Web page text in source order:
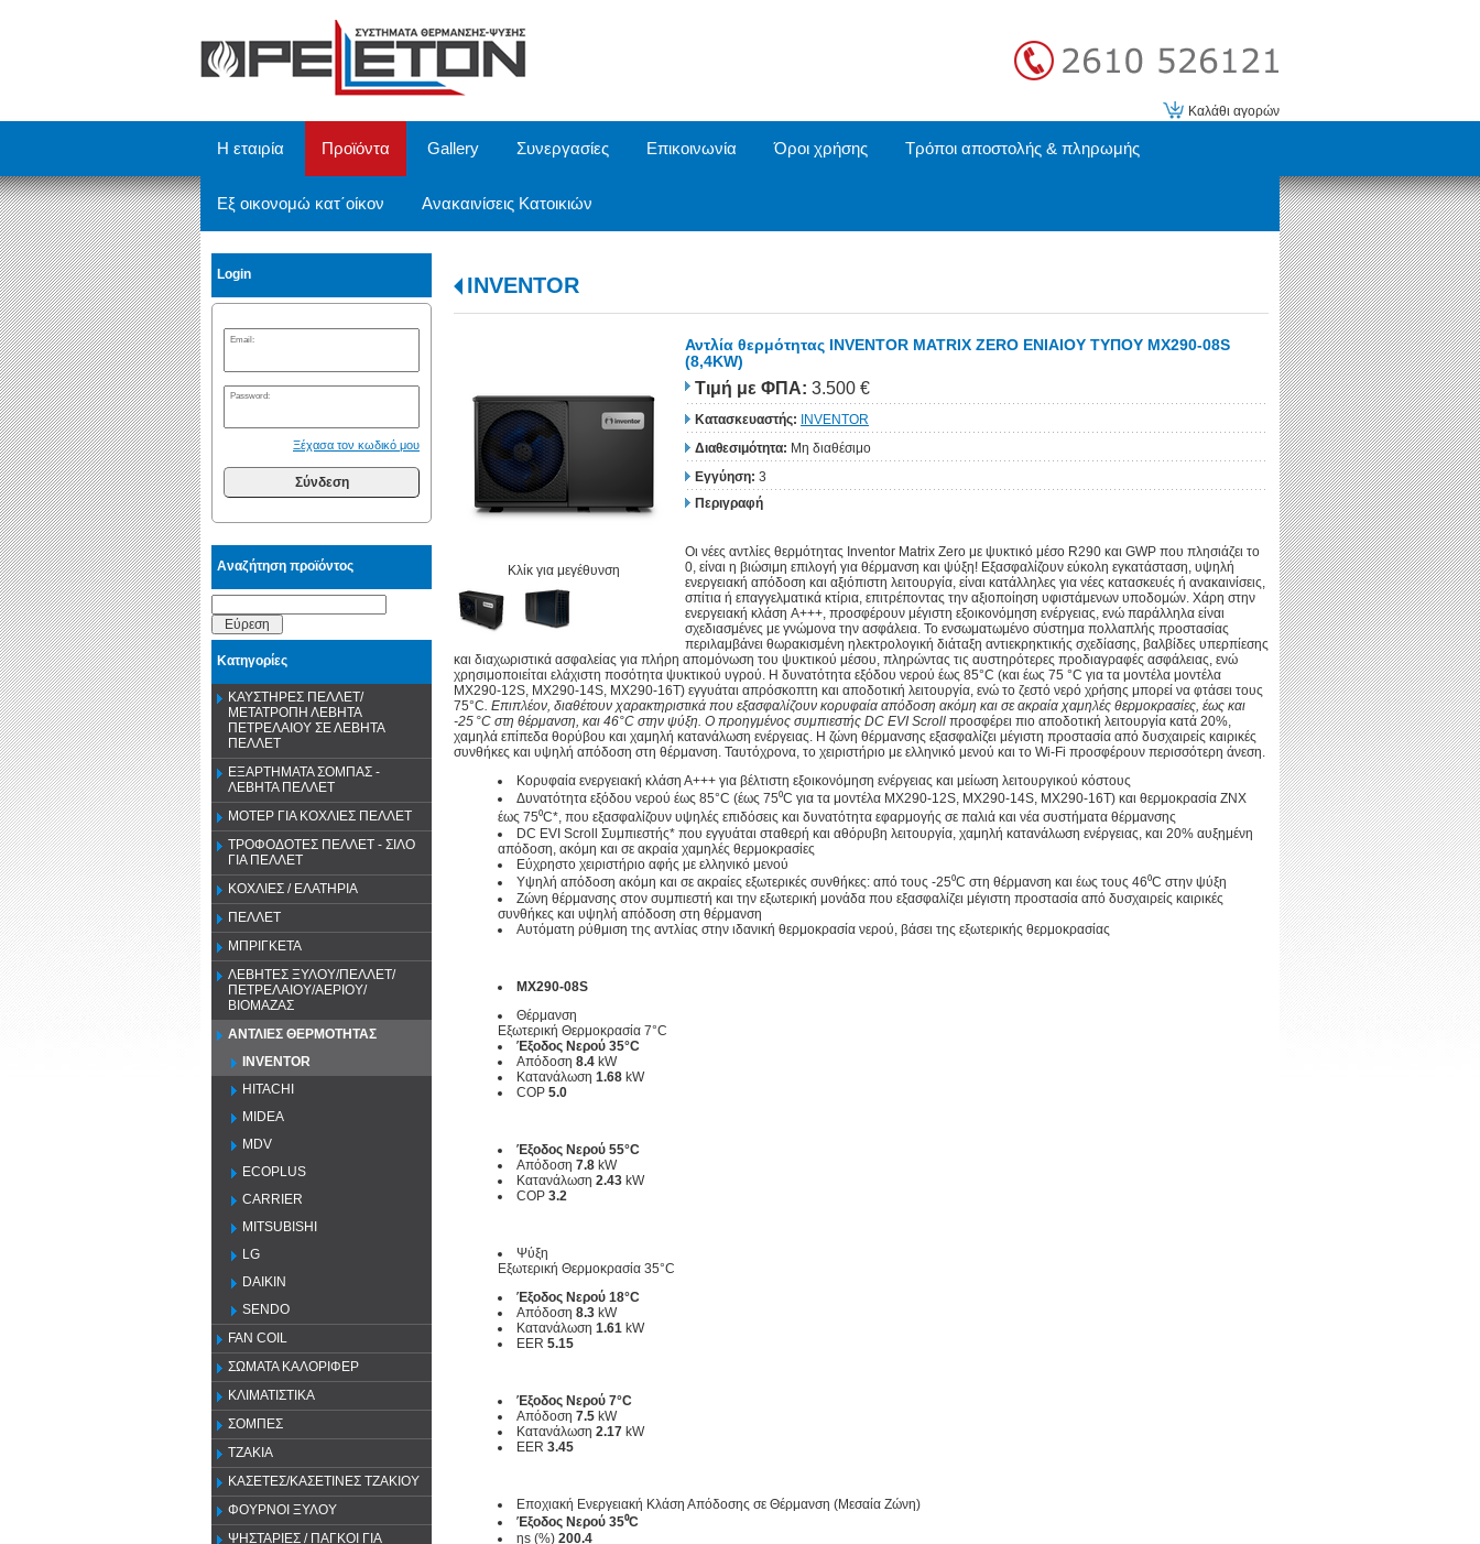
Καλάθι αγορών
Η εταιρία Προϊόντα Gallery Συνεργασίες Επικοινωνία Όροι χρήσης Τρόποι αποστολής & πληρωμής
Εξ οικονομώ κατ΄οίκον Ανακαινίσεις Κατοικιών
Login
Email:
Password:
Ξέχασα τον κωδικό μου
Σύνδεση
Αναζήτηση προϊόντος
Εύρεση
Κατηγορίες
ΚΑΥΣΤΗΡΕΣ ΠΕΛΛΕΤ/
ΜΕΤΑΤΡΟΠΗ ΛΕΒΗΤΑ
ΠΕΤΡΕΛΑΙΟΥ ΣΕ ΛΕΒΗΤΑ
ΠΕΛΛΕΤ
ΕΞΑΡΤΗΜΑΤΑ ΣΟΜΠΑΣ -
ΛΕΒΗΤΑ ΠΕΛΛΕΤ
ΜΟΤΕΡ ΓΙΑ ΚΟΧΛΙΕΣ ΠΕΛΛΕΤ
ΤΡΟΦΟΔΟΤΕΣ ΠΕΛΛΕΤ - ΣΙΛΟ
ΓΙΑ ΠΕΛΛΕΤ
ΚΟΧΛΙΕΣ / ΕΛΑΤΗΡΙΑ
ΠΕΛΛΕΤ
ΜΠΡΙΓΚΕΤΑ
ΛΕΒΗΤΕΣ ΞΥΛΟΥ/ΠΕΛΛΕΤ/
ΠΕΤΡΕΛΑΙΟΥ/ΑΕΡΙΟΥ/
ΒΙΟΜΑΖΑΣ
ΑΝΤΛΙΕΣ ΘΕΡΜΟΤΗΤΑΣ
INVENTOR
HITACHI
MIDEA
MDV
ECOPLUS
CARRIER
MITSUBISHI
LG
DAIKIN
SENDO
FAN COIL
ΣΩΜΑΤΑ ΚΑΛΟΡΙΦΕΡ
ΚΛΙΜΑΤΙΣΤΙΚΑ
ΣΟΜΠΕΣ
ΤΖΑΚΙΑ
ΚΑΣΕΤΕΣ/ΚΑΣΕΤΙΝΕΣ ΤΖΑΚΙΟΥ
ΦΟΥΡΝΟΙ ΞΥΛΟΥ
ΨΗΣΤΑΡΙΕΣ / ΠΑΓΚΟΙ ΓΙΑ
INVENTOR
Κλίκ για μεγέθυνση
Αντλία θερμότητας INVENTOR MATRIX ZERO ΕΝΙΑΙΟΥ ΤΥΠΟΥ MX290-08S
(8,4KW)
Τιμή με ΦΠΑ: 3.500 €
Κατασκευαστής: INVENTOR
Διαθεσιμότητα: Μη διαθέσιμο
Εγγύηση: 3
Περιγραφή
Οι νέες αντλίες θερμότητας Inventor Matrix Zero με ψυκτικό μέσο R290 και GWP που πλησιάζει το
0, είναι η βιώσιμη επιλογή για θέρμανση και ψύξη! Εξασφαλίζουν εύκολη εγκατάσταση, υψηλή
ενεργειακή απόδοση και αξιόπιστη λειτουργία, είναι κατάλληλες για νέες κατασκευές ή ανακαινίσεις,
σπίτια ή επαγγελματικά κτίρια, επιτρέποντας την αξιοποίηση υφιστάμενων υποδομών. Χάρη στην
ενεργειακή κλάση A+++, προσφέρουν μέγιστη εξοικονόμηση ενέργειας, ενώ παράλληλα είναι
σχεδιασμένες με γνώμονα την ασφάλεια. Το ενσωματωμένο σύστημα πολλαπλής προστασίας
περιλαμβάνει θωρακισμένη ηλεκτρολογική διάταξη αντιεκρηκτικής σχεδίασης, βαλβίδες υπερπίεσης
και διαχωριστικά ασφαλείας για πλήρη απομόνωση του ψυκτικού μέσου, πληρώντας τις αυστηρότερες προδιαγραφές ασφάλειας, ενώ
χρησιμοποιείται ελάχιστη ποσότητα ψυκτικού υγρού. Η δυνατότητα εξόδου νερού έως 85°C (και έως 75 °C για τα μοντέλα μοντέλα
MX290-12S, MX290-14S, MX290-16T) εγγυάται απρόσκοπτη και αποδοτική λειτουργία, ενώ το ζεστό νερό χρήσης μπορεί να φτάσει τους
75°C . Επιπλέον, διαθέτουν χαρακτηριστικά που εξασφαλίζουν κορυφαία απόδοση ακόμη και σε ακραία χαμηλές θερμοκρασίες, έως και
-25 °C στη θέρμανση, και 46°C στην ψύξη. Ο προηγμένος συμπιεστής DC EVI Scroll προσφέρει πιο αποδοτική λειτουργία κατά 20%,
χαμηλά επίπεδα θορύβου και χαμηλή κατανάλωση ενέργειας. Η ζώνη θέρμανσης εξασφαλίζει μέγιστη προστασία από δυσχαιρείς καιρικές
συνθήκες και υψηλή απόδοση στη θέρμανση. Ταυτόχρονα, το χειριστήριο με ελληνικό μενού και το Wi-Fi προσφέρουν περισσότερη άνεση.
Κορυφαία ενεργειακή κλάση Α+++ για βέλτιστη εξοικονόμηση ενέργειας και μείωση λειτουργικού κόστους
Δυνατότητα εξόδου νερού έως 85°C (έως 75⁰C για τα μοντέλα MX290-12S, MX290-14S, MX290-16T) και θερμοκρασία ΖΝΧ
έως 75⁰C*, που εξασφαλίζουν υψηλές επιδόσεις και δυνατότητα εφαρμογής σε παλιά και νέα συστήματα θέρμανσης
DC EVI Scroll Συμπιεστής* που εγγυάται σταθερή και αθόρυβη λειτουργία, χαμηλή κατανάλωση ενέργειας, και 20% αυξημένη
απόδοση, ακόμη και σε ακραία χαμηλές θερμοκρασίες
Εύχρηστο χειριστήριο αφής με ελληνικό μενού
Υψηλή απόδοση ακόμη και σε ακραίες εξωτερικές συνθήκες: από τους -25⁰C στη θέρμανση και έως τους 46⁰C στην ψύξη
Ζώνη θέρμανσης στον συμπιεστή και την εξωτερική μονάδα που εξασφαλίζει μέγιστη προστασία από δυσχαιρείς καιρικές
συνθήκες και υψηλή απόδοση στη θέρμανση
Αυτόματη ρύθμιση της αντλίας στην ιδανική θερμοκρασία νερού, βάσει της εξωτερικής θερμοκρασίας
MX290-08S
Θέρμανση
Εξωτερική Θερμοκρασία 7°C
Έξοδος Νερού 35°C
Απόδοση 8.4 kW
Κατανάλωση 1.68 kW
COP 5.0
Έξοδος Νερού 55°C
Απόδοση 7.8 kW
Κατανάλωση 2.43 kW
COP 3.2
Ψύξη
Εξωτερική Θερμοκρασία 35°C
Έξοδος Νερού 18°C
Απόδοση 8.3 kW
Κατανάλωση 1.61 kW
EER 5.15
Έξοδος Νερού 7°C
Απόδοση 7.5 kW
Κατανάλωση 2.17 kW
EER 3.45
Εποχιακή Ενεργειακή Κλάση Απόδοσης σε Θέρμανση (Μεσαία Ζώνη)
Έξοδος Νερού 35⁰C
ηs (%) 200.4